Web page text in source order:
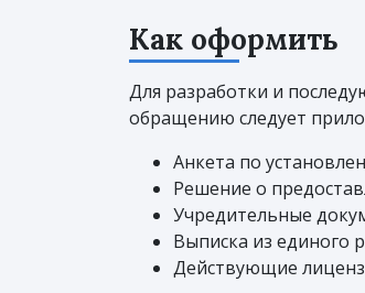
Как оформить
Для разработки и
обращению следует
Анкета по
Решение о
Учредительные
Выписка из единого
Действующие